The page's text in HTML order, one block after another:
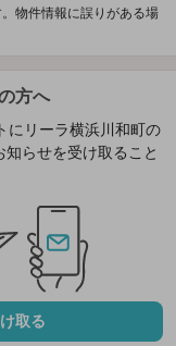
物件情報に誤りがある場
方へ
にリーラ横浜川和町の
らせを受け取ること
取る